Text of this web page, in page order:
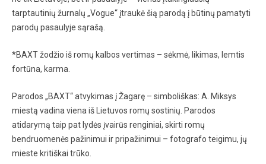
tarptautinių žurnalų „Vogue“ įtraukė šią parodą į būtinų pamatyti
parodų pasaulyje sąrašą.
*BAXT žodžio iš romų kalbos vertimas – sėkmė, likimas, lemtis
fortūna, karma.
Parodos „BAXT“ atvykimas į Žagarę – simboliškas: A. Miksys
miestą vadina viena iš Lietuvos romų sostinių. Parodos
atidarymą taip pat lydės įvairūs renginiai, skirti romų
bendruomenės pažinimui ir pripažinimui – fotografo teigimu, jų
mieste kritiškai trūko.